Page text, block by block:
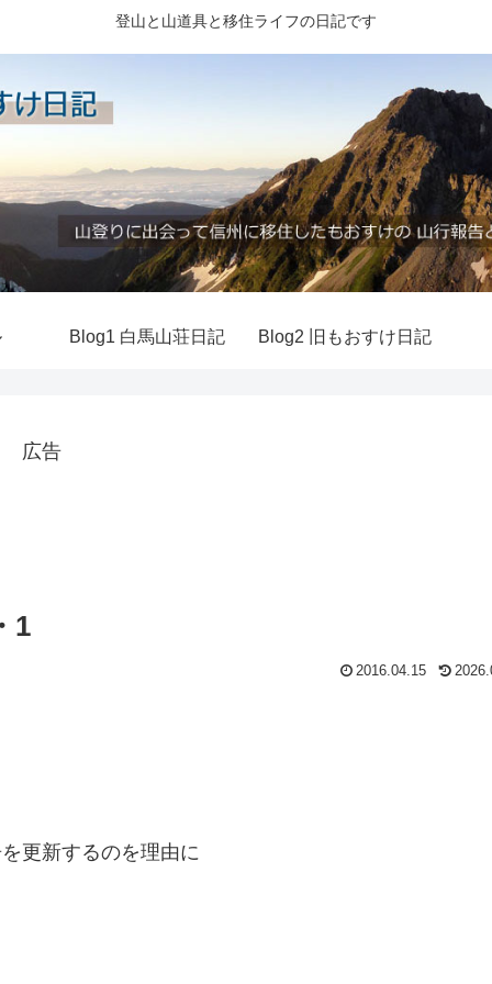
登山と山道具と移住ライフの日記です
Blog1 白馬山荘日記 Blog2 旧もおすけ日記
広告
1
2016.04.15
更新するのを理由に